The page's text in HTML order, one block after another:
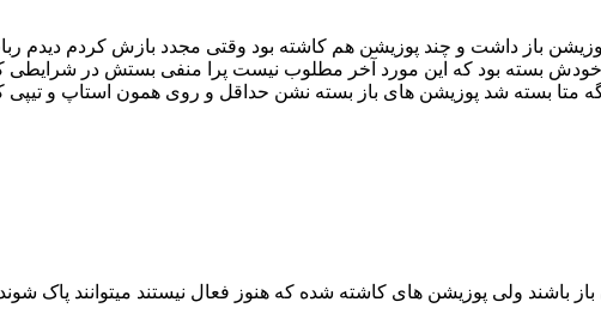
باز داشت و چند پوزیشن هم کاشته بود وقتی مجدد بازش کردم دیدم
خودش بسته بود که این مورد آخر مطلوب نیست پرا منفی بستش در
متا بسته شد پوزیشن های باز بسته نشن حداقل و روی همون استاپ و تیپی